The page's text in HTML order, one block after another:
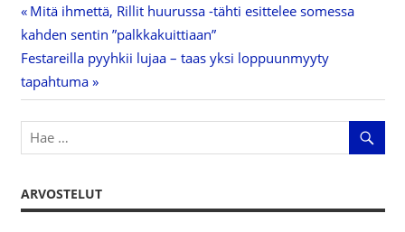
Artikkelien
selaus
Previous
Post:
Mitä ihmettä, Rillit huurussa -tähti esittelee somessa
kahden sentin ”palkkakuittiaan”
Next
Post:
Festareilla pyyhkii lujaa – taas yksi loppuunmyyty
tapahtuma
ARVOSTELUT